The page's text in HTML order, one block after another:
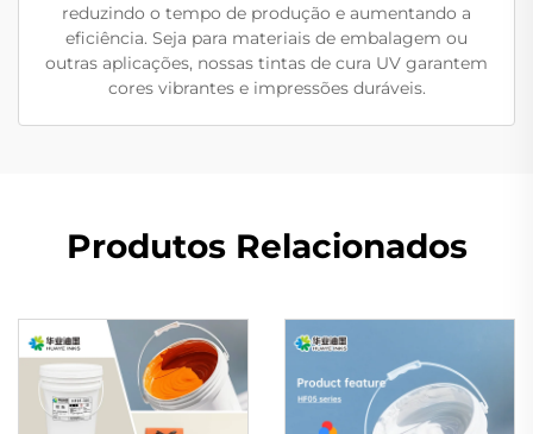
reduzindo o tempo de produção e aumentando a
eficiência. Seja para materiais de embalagem ou
outras aplicações, nossas tintas de cura UV garantem
cores vibrantes e impressões duráveis.
Produtos Relacionados